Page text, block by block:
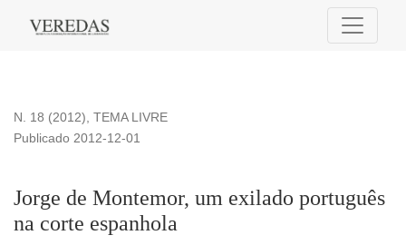
Jorge de Montemor, um exilado português na corte
N. 18 (2012), TEMA LIVRE
Jorge de Montemor, um exilado português
na corte espanhola
Publicado 2012-12-01